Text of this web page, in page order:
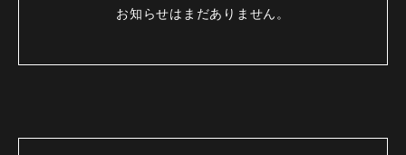
お知らせはまだありません。